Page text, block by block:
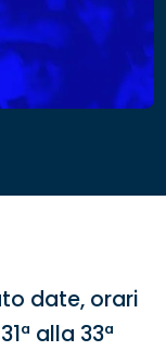
date, orari
alla 33ª